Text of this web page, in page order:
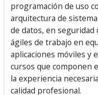
programación de uso
arquitectura de
de datos, en
ágiles de trabajo en
aplicaciones móviles y
cursos que componen
la experiencia
calidad profesional.